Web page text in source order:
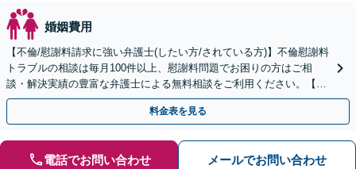
婚姻費用
【不倫/慰謝料請求に強い弁護士(したい方/されている方)】不倫慰謝料
トラブルの相談は毎月100件以上、慰謝料問題でお困りの方はご相
談・解決実績の豊富な弁護士による無料相談をご利用ください。【不
倫相談は初回0円】【全国対応】
料金表を見る
電話でお問い合わせ メールでお問い合わせ